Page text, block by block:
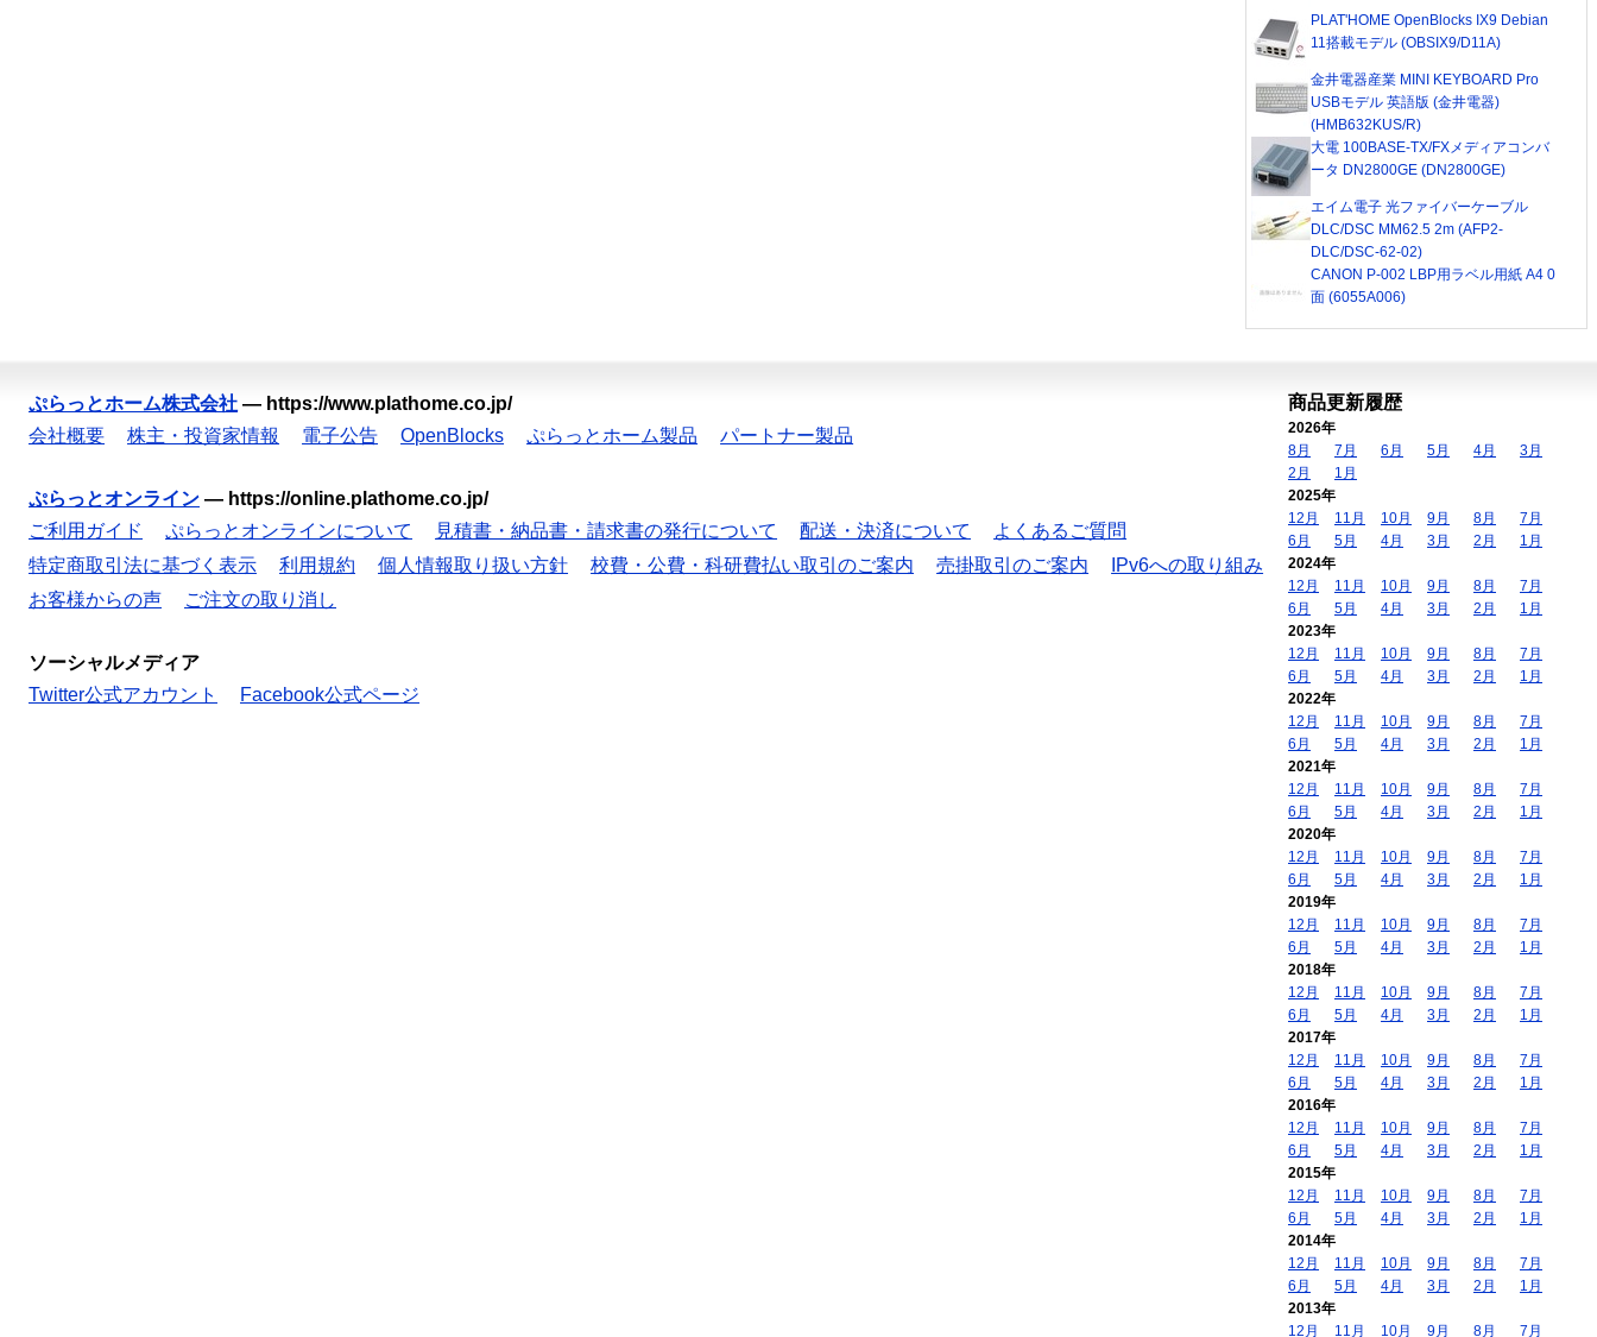
PLAT'HOME OpenBlocks IX9 Debian
11搭載モデル (OBSIX9/D11A)
金井電器産業 MINI KEYBOARD Pro
USBモデル 英語版 (金井電器)
(HMB632KUS/R)
大電 100BASE-TX/FXメディアコンバ
ータ DN2800GE (DN2800GE)
エイム電子 光ファイバーケーブル
DLC/DSC MM62.5 2m (AFP2-
DLC/DSC-62-02)
CANON P-002 LBP用ラベル用紙 A4 0
面 (6055A006)
ぷらっとホーム株式会社 — https://www.plathome.co.jp/
会社概要
株主・投資家情報 電子公告 OpenBlocks ぷらっとホーム製品 パートナー製品
ぷらっとオンライン — https://online.plathome.co.jp/
ご利用ガイド
ぷらっとオンラインについて 見積書・納品書・請求書の発行について 配送・決済について
よくあるご質問
特定商取引法に基づく表示
利用規約 個人情報取り扱い方針 校費・公費・科研費払い取引のご案内 売掛取引のご案内
IPv6への取り組み
お客様からの声
ご注文の取り消し
ソーシャルメディア
Twitter公式アカウント
Facebook公式ページ
商品更新履歴
2026年
8月
7月 6月 5月 4月
3月
2月
1月
2025年
12月
11月 10月 9月 8月
7月
6月
5月 4月 3月 2月
1月
2024年
12月
11月 10月 9月 8月
7月
6月
5月 4月 3月 2月
1月
2023年
12月
11月 10月 9月 8月
7月
6月
5月 4月 3月 2月
1月
2022年
12月
11月 10月 9月 8月
7月
6月
5月 4月 3月 2月
1月
2021年
12月
11月 10月 9月 8月
7月
6月
5月 4月 3月 2月
1月
2020年
12月
11月 10月 9月 8月
7月
6月
5月 4月 3月 2月
1月
2019年
12月
11月 10月 9月 8月
7月
6月
5月 4月 3月 2月
1月
2018年
12月
11月 10月 9月 8月
7月
6月
5月 4月 3月 2月
1月
2017年
12月
11月 10月 9月 8月
7月
6月
5月 4月 3月 2月
1月
2016年
12月
11月 10月 9月 8月
7月
6月
5月 4月 3月 2月
1月
2015年
12月
11月 10月 9月 8月
7月
6月
5月 4月 3月 2月
1月
2014年
12月
11月 10月 9月 8月
7月
6月
5月 4月 3月 2月
1月
2013年
12月
11月 10月 9月 8月 7月